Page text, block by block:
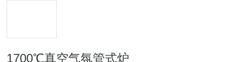
1700℃真空气氛管式炉